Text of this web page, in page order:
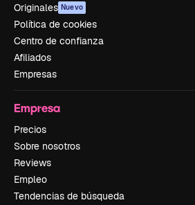
Originales Nuevo
Política de cookies
Centro de confianza
Afiliados
Empresas
Empresa
Precios
Sobre nosotros
Reviews
Empleo
Tendencias de búsqueda